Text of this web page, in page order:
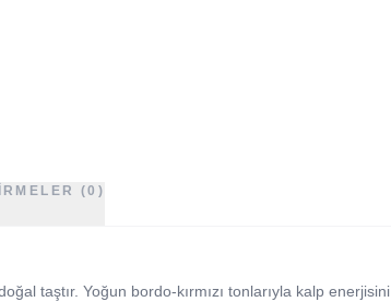
(0)
taştır. Yoğun bordo-kırmızı tonlarıyla kalp enerjisini